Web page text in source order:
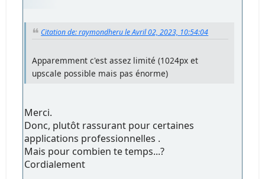
Citation de: raymondheru le Avril 02, 2023, 10:54:04
Apparemment c'est assez limité (1024px et
upscale possible mais pas énorme)
Merci.
Donc, plutôt rassurant pour certaines
applications professionnelles .
Mais pour combien te temps...?
Cordialement